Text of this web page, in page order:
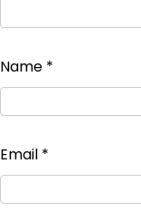
Name *
Email *